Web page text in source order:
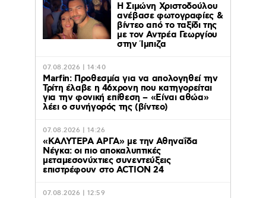
Η Σιμώνη Χριστοδούλου
ανέβασε φωτογραφίες &
βίντεο από το ταξίδι της
με τον Αντρέα Γεωργίου
στην Ίμπιζα
07.08.2026 | 14:40
Marfin: Προθεσμία για να απολογηθεί την
Τρίτη έλαβε η 46χρονη που κατηγορείται
για την φονική επίθεση – «Είναι αθώα»
λέει ο συνήγορός της (βίντεο)
07.08.2026 | 14:26
«ΚΑΛΥΤΕΡΑ ΑΡΓΑ» με την Αθηναΐδα
Νέγκα: οι πιο αποκαλυπτικές
μεταμεσονύχτιες συνεντεύξεις
επιστρέφουν στο ACTION 24
07.08.2026 | 12:59